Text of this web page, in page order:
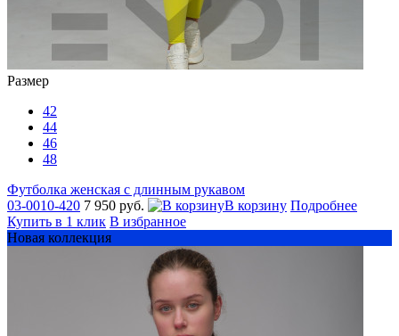
Размер
42
44
46
48
Футболка женская с длинным рукавом
03-0010-420 7 950 руб. В корзину Подробнее
Купить в 1 клик В избранное
Новая коллекция